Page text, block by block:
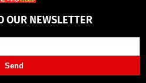
OUR NEWSLETTER
Send